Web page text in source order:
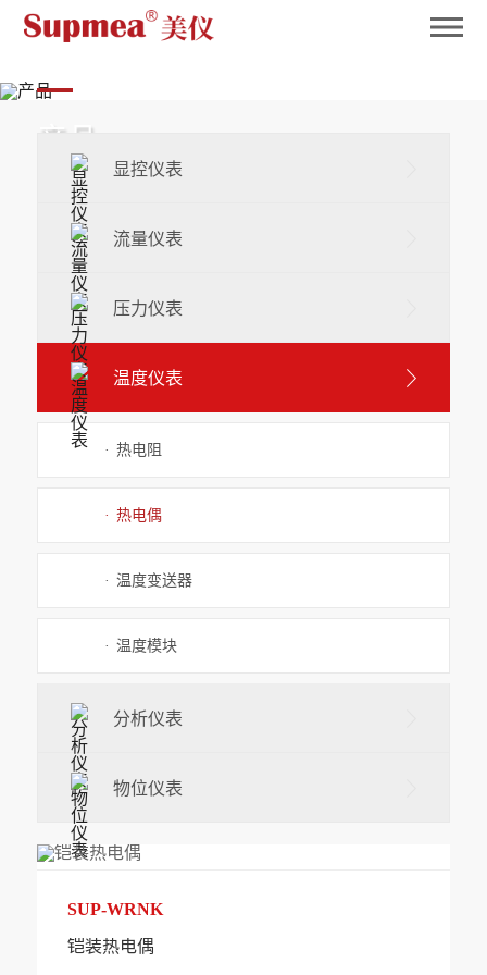
产品
Product
显控仪表
流量仪表
压力仪表
温度仪表
· 热电阻
· 热电偶
· 温度变送器
· 温度模块
分析仪表
物位仪表
SUP-WRNK
铠装热电偶